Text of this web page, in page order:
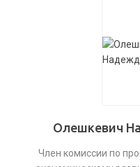
Олешкевич
Член комиссии по